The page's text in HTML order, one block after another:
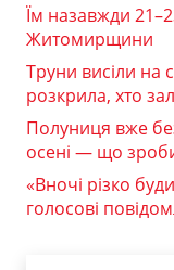
Їм назавжди
Житомирщини
Труни висіли на
розкрила, хто
Полуниця вже
осені — що
«Вночі різко
голосові